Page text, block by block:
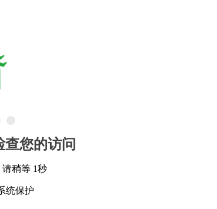
您的访问
稍等 1秒
统保护